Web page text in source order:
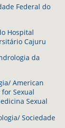
Federal do
Hospital
Cajuru
da
American
Sexual
Sexual
Sociedade